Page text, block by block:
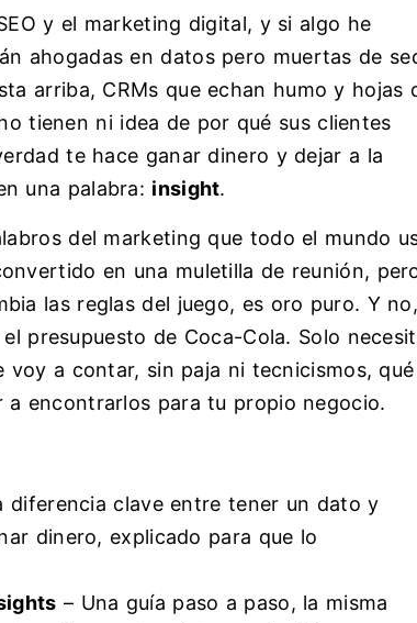
y el marketing digital, y si algo he
ahogadas en datos pero muertas de
arriba, CRMs que echan humo y hojas
tienen ni idea de por qué sus clientes
te hace ganar dinero y dejar a la
una palabra: insight.
del marketing que todo el mundo
en una muletilla de reunión,
las reglas del juego, es oro puro. Y
presupuesto de Coca-Cola. Solo
a contar, sin paja ni tecnicismos, qué
a encontrarlos para tu propio negocio.
diferencia clave entre tener un dato y
dinero, explicado para que lo
– Una guía paso a paso, la misma